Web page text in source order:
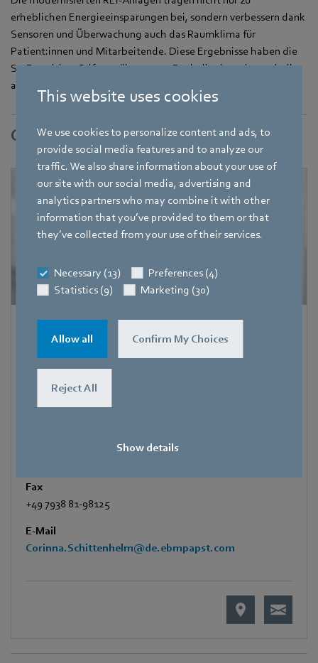
This website uses cookies
We use cookies to personalize content and ads, to
provide social media features and to analyze our
traffic. We also share information about your use of
our site with our social media, advertising and
analytics partners who may combine it with other
information that you’ve provided to them or that
they’ve collected from your use of their services.
Necessary (13)
Preferences (4)
Statistics (9)
Marketing (30)
Allow all Confirm My Choices
Reject All
Show details
erheblichen Energieeinsparungen bei, sondern verbessern dank
Sensoren und Überwachung auch das Raumklima für
Patient:innen und Mitarbeitende. Diese Ergebnisse haben die
St. Franziskus-Stiftung überzeugt. Deshalb plant sie, auch die
anderen Einrichtungen auf EC-Ventilatoren umzurüsten.
Contact
Referentin Fachpresse
Adresse
Fax
+49 7938 81-98125
E-Mail
Corinna.Schittenhelm@de.ebmpapst.com